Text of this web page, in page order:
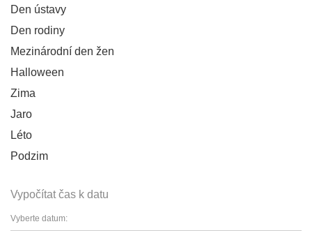
Den ústavy
Den rodiny
Mezinárodní den žen
Halloween
Zima
Jaro
Léto
Podzim
Vypočítat čas k datu
Vyberte datum: